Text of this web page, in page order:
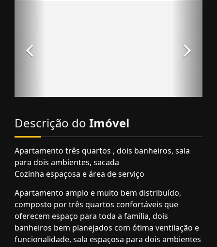
Descrição do Imóvel
Apartamento três quartos , dois banheiros, sala
para dois ambientes, sacada
Cozinha espaçosa e área de serviço
Apartamento amplo e muito bem distribuído,
composto por três quartos confortáveis que
oferecem espaço para toda a família, dois
banheiros bem planejados com ótima ventilação e
funcionalidade, sala espaçosa para dois ambientes